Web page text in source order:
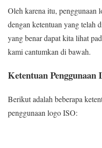
Oleh karena itu, penggunaan
dengan ketentuan yang telah
yang benar dapat kita lihat
kami cantumkan di bawah.
Ketentuan Penggunaan
Berikut adalah beberapa
penggunaan logo ISO: